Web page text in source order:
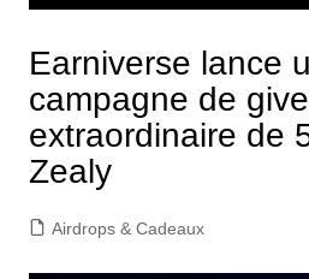
Earniverse lance
campagne de
extraordinaire de
Zealy
Airdrops & Cadeaux